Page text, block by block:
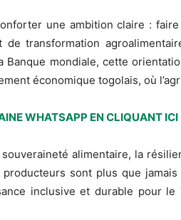
une ambition claire :
de transformation
Banque mondiale, cette
économique togolais, où
WHATSAPP EN CLIQUANT ICI
alimentaire, la
producteurs sont plus que
inclusive et durable pour